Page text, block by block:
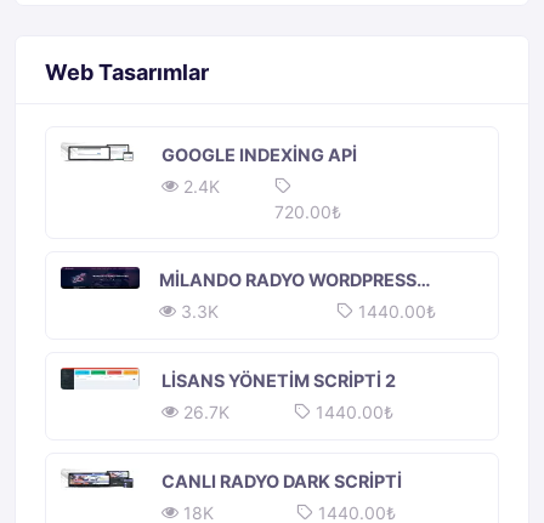
Web Tasarımlar
GOOGLE INDEXING API
2.4K
720.00₺
MILANDO RADYO WORDPRESS
TEMASI
3.3K 1440.00₺
LISANS YÖNETIM SCRIPTI 2
26.7K
1440.00₺
CANLI RADYO DARK SCRIPTI
18K
1440.00₺